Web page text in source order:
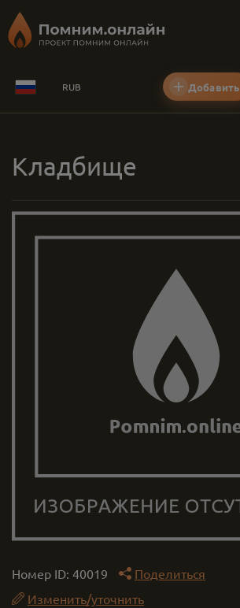
RUB Добавить
Кладбище
Номер ID: 40019
Поделиться
Изменить/уточнить